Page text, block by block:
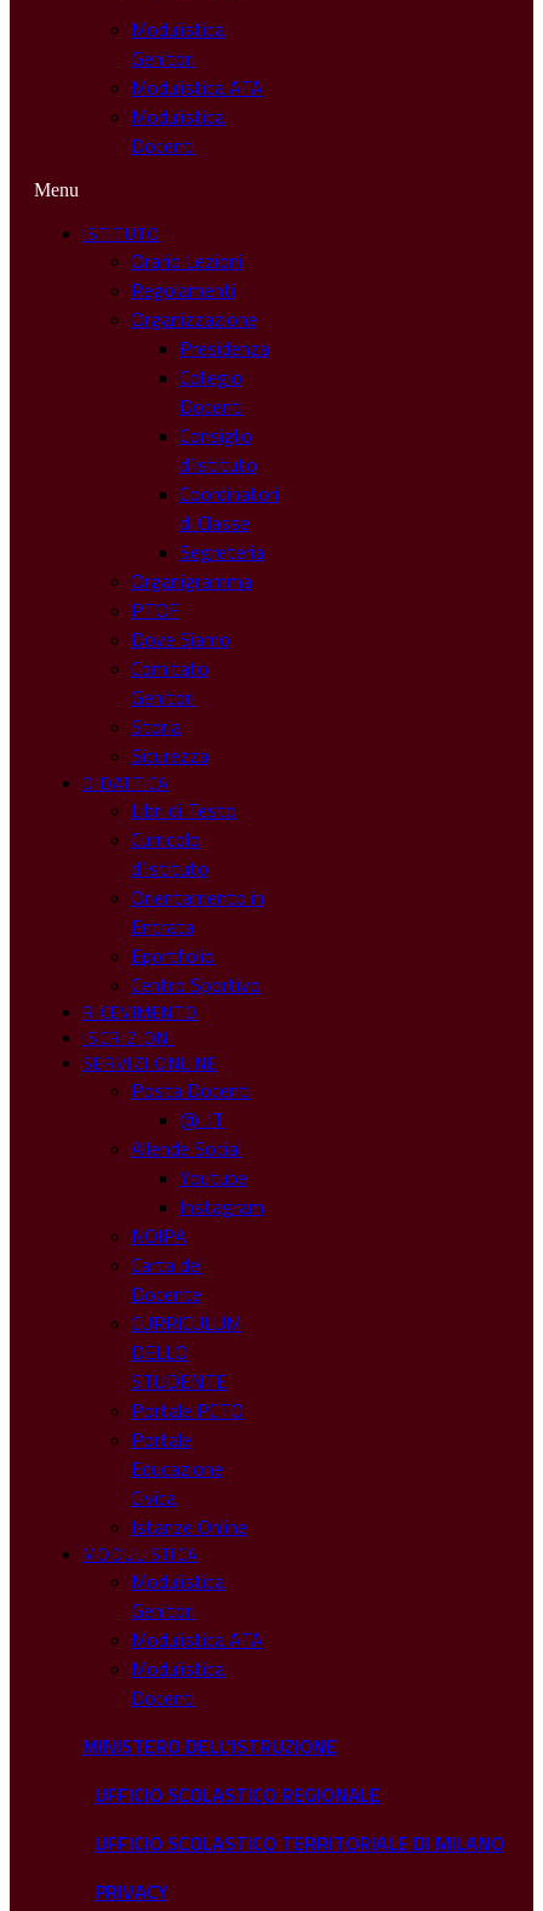
Modulistica
Genitori
Modulistica ATA
Modulistica
Docenti
Menu
ISTITUTO
Orario Lezioni
Regolamenti
Organizzazione
Presidenza
Collegio
Docenti
Consiglio
d’Istituto
Coordinatori
di Classe
Segreteria
Organigramma
PTOF
Dove Siamo
Comitato
Genitori
Storia
Sicurezza
DIDATTICA
Libri di Testo
Curricolo
d’Istituto
Orientamento in
Entrata
Eportfolio
Centro Sportivo
RICEVIMENTO
ISCRIZIONI
SERVIZI ONLINE
Posta Docenti
@ .IT
Allende Social
Youtube
Instagram
NOIPA
Carta del
Docente
CURRICULUM
DELLO
STUDENTE
Portale PCTO
Portale
Educazione
Civica
Istanze Online
MODULISTICA
Modulistica
Genitori
Modulistica ATA
Modulistica
Docenti
MINISTERO DELL'ISTRUZIONE
UFFICIO SCOLASTICO REGIONALE
UFFICIO SCOLASTICO TERRITORIALE DI MILANO
PRIVACY